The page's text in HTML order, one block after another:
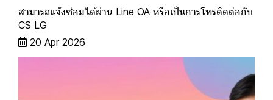
สามารถแจ้งซ่อมได้ผ่าน Line OA หรือเป็นการโทรติดต่อกับ
CS LG
20 Apr 2026